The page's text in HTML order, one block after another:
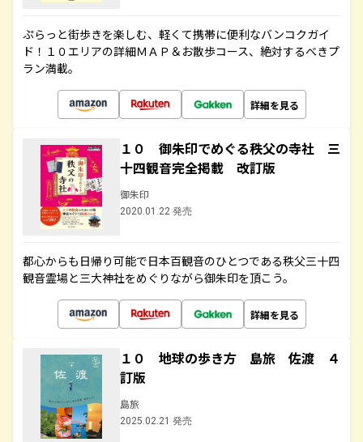
ぷらっと街歩きを楽しむ、軽くて携帯に便利なバンコクガイ
ド！１０エリアの詳細ＭＡＰ＆お散歩コース、絶対するべきプ
ラン満載。
詳細を見る
１０ 御朱印でめぐる秩父の寺社 三
十四観音完全掲載 改訂版
御朱印
2020.01.22 発売
都心からも日帰り可能で日本百観音のひとつである秩父三十四
観音霊場と三大神社をめぐりながら御朱印を頂こう。
詳細を見る
１０ 地球の歩き方 島旅 佐渡 ４
訂版
島旅
2025.02.21 発売